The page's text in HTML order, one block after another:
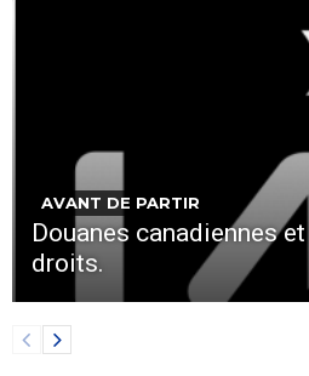
AVANT DE PARTIR
Douanes canadiennes
droits.